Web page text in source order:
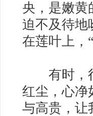
央，是嫩黄
迫不及待地
在莲叶上
有时，很
红尘，心净
与高贵，让